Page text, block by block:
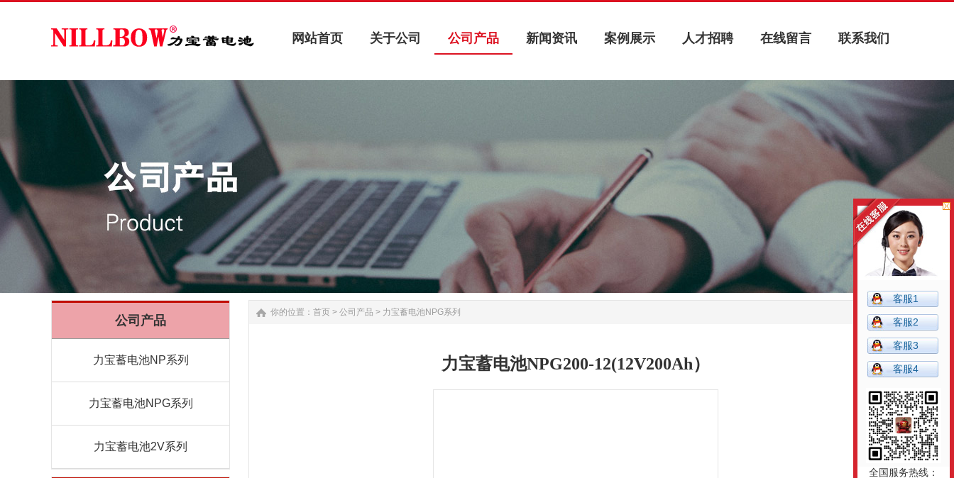
网站首页 关于公司 公司产品 新闻资讯 案例展示 人才招聘 在线留言 联系我们
公司产品
力宝蓄电池NP系列
力宝蓄电池NPG系列
力宝蓄电池2V系列
你的位置： 首页 > 公司产品 > 力宝蓄电池NPG系列
力宝蓄电池NPG200-12(12V200Ah）
客服1
客服2
客服3
客服4
全国服务热线：